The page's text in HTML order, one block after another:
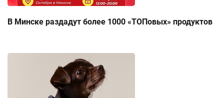
В Минске раздадут более 1000 «ТОПовых» продуктов